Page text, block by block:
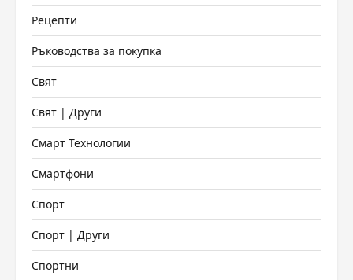
Рецепти
Ръководства за покупка
Свят
Свят | Други
Смарт Технологии
Смартфони
Спорт
Спорт | Други
Спортни